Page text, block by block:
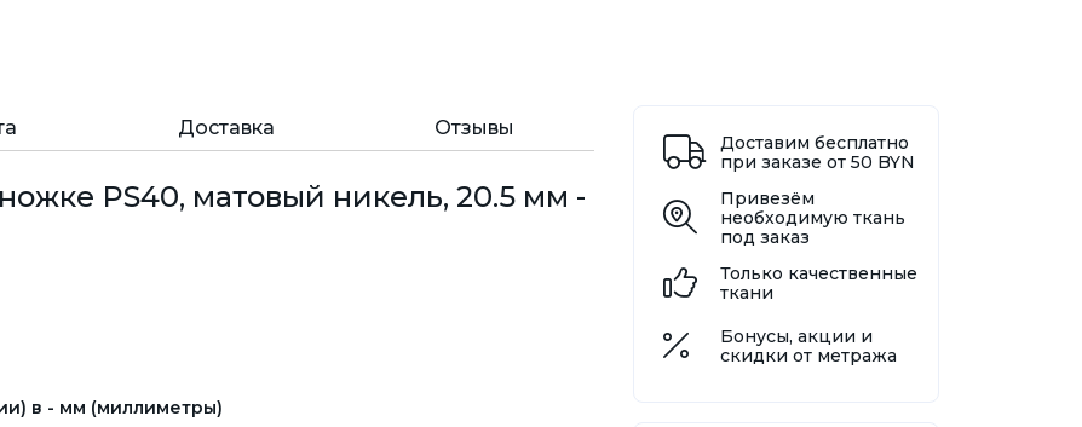
Доставка Отзывы
PS40, матовый никель, 20.5 мм -
в - мм (миллиметры)
Доставим бесплатно
при заказе от 50 BYN
Привезём
необходимую ткань
под заказ
Только качественные
ткани
Бонусы, акции и
скидки от метража